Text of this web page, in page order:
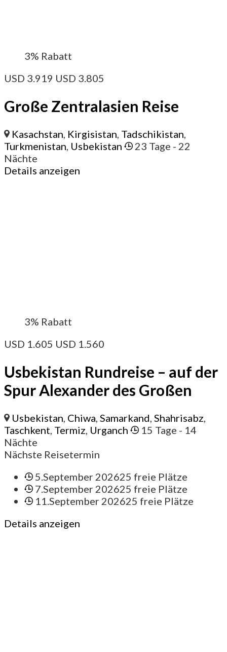
3% Rabatt
USD 3.919 USD 3.805
Große Zentralasien Reise
Kasachstan Kirgisistan Tadschikistan
Turkmenistan Usbekistan 23 Tage - 22
Nächte
Details anzeigen
3% Rabatt
USD 1.605 USD 1.560
Usbekistan Rundreise – auf der
Spur Alexander des Großen
Usbekistan Chiwa ,Samarkand ,Shahrisabz
Taschkent Termiz Urganch 15 Tage - 14
Nächte
Nächste Reisetermin
5.September 202625 freie Plätze
7.September 202625 freie Plätze
11.September 202625 freie Plätze
Details anzeigen